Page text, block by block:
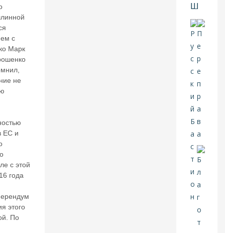
в
о
н
ы:
то
п
е
д
Р
ос
си
с
Марк
не
ЕС и
с этой
года
этого
По
Ш